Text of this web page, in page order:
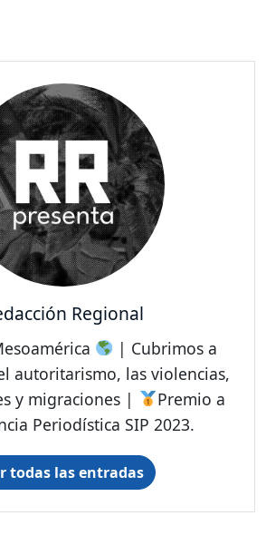
Regional
| Cubrimos a
autoritarismo, las violencias,
y migraciones |
Premio a
Periodística SIP 2023.
todas las entradas